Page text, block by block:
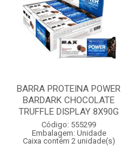
BARRA PROTEINA POWER
BARDARK CHOCOLATE
TRUFFLE DISPLAY 8X90G
Código: 555299
Embalagem: Unidade
Caixa contém 2 unidade(s)